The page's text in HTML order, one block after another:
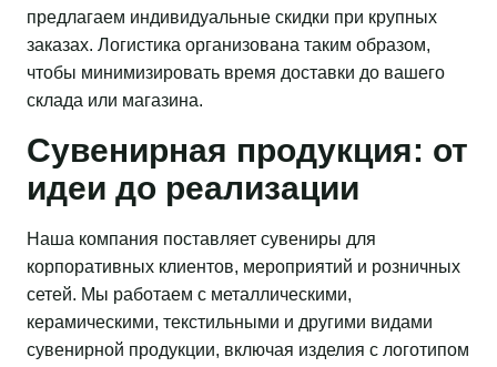
предлагаем индивидуальные скидки при крупных
заказах. Логистика организована таким образом,
чтобы минимизировать время доставки до вашего
склада или магазина.
Сувенирная продукция: от
идеи до реализации
Наша компания поставляет сувениры для
корпоративных клиентов, мероприятий и розничных
сетей. Мы работаем с металлическими,
керамическими, текстильными и другими видами
сувенирной продукции, включая изделия с логотипом